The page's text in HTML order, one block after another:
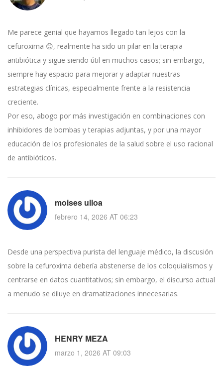
Me parece genial que hayamos llegado tan lejos con la
cefuroxima 😊, realmente ha sido un pilar en la terapia
antibiótica y sigue siendo útil en muchos casos; sin embargo,
siempre hay espacio para mejorar y adaptar nuestras
estrategias clínicas, especialmente frente a la resistencia
creciente.
Por eso, abogo por más investigación en combinaciones con
inhibidores de bombas y terapias adjuntas, y por una mayor
educación de los profesionales de la salud sobre el uso racional
de antibióticos.
moises ulloa
febrero 14, 2026 AT 06:23
Desde una perspectiva purista del lenguaje médico, la discusión
sobre la cefuroxima debería abstenerse de los coloquialismos y
centrarse en datos cuantitativos; sin embargo, el discurso actual
a menudo se diluye en dramatizaciones innecesarias.
HENRY MEZA
marzo 1, 2026 AT 09:03